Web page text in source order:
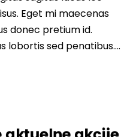
Eget mi maecenas
donec pretium id.
lobortis sed penatibus….